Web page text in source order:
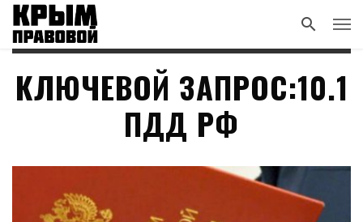
КЛЮЧЕВОЙ ЗАПРОС:10.1
ПДД РФ